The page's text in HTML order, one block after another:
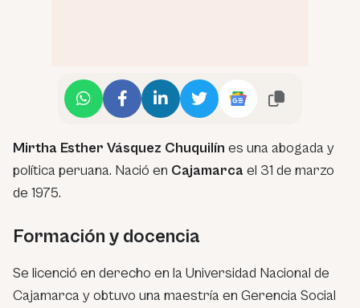
Mirtha Esther Vásquez Chuquilín es una abogada y
política peruana. Nació en Cajamarca el 31 de marzo
de 1975.
Formación y docencia
Se licenció en derecho en la Universidad Nacional de
Cajamarca y obtuvo una maestría en Gerencia Social